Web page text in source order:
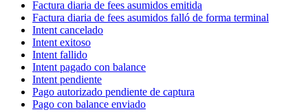
Factura diaria de fees asumidos emitida
Factura diaria de fees asumidos falló de forma terminal
Intent cancelado
Intent exitoso
Intent fallido
Intent pagado con balance
Intent pendiente
Pago autorizado pendiente de captura
Pago con balance enviado